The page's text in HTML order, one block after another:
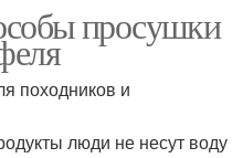
просушки
походников и
люди не несут воду